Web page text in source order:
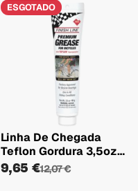
ESGOTADO
Linha De Chegada
Teflon Gordura 3,5oz
100 Gr
9,65 €12,07 €